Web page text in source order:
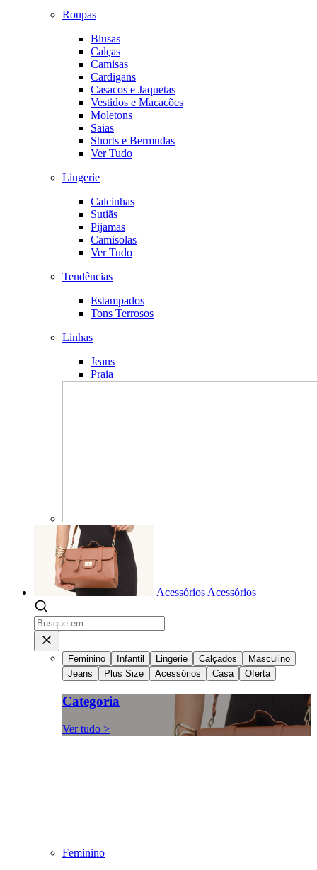
Roupas
Blusas
Calças
Camisas
Cardigans
Casacos e Jaquetas
Vestidos e Macacões
Moletons
Saias
Shorts e Bermudas
Ver Tudo
Lingerie
Calcinhas
Sutiãs
Pijamas
Camisolas
Ver Tudo
Tendências
Estampados
Tons Terrosos
Linhas
Jeans
Praia
Acessórios Acessórios
Feminino Infantil Lingerie Calçados
Masculino
Jeans
Plus Size Acessórios Casa Oferta
Categoria
Ver tudo >
Feminino